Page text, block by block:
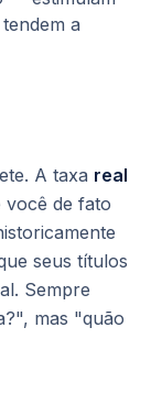
a
A taxa real
de fato
seus títulos
Sempre
mas "quão